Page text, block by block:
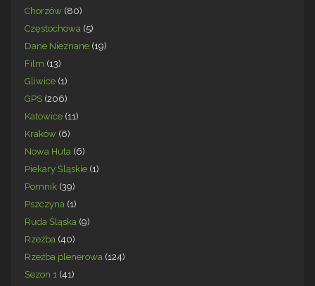
Chorzów (80)
Częstochowa (5)
Dane Nieznane (19)
Film (13)
Gliwice (1)
GPS (206)
Katowice (11)
Kraków (6)
Nowa Huta (6)
Piekary Śląskie (1)
Pomnik (39)
Pszczyna (1)
Ruda Śląska (9)
Rzeźba (40)
Rzeźba plenerowa (124)
Sezon 1 (41)